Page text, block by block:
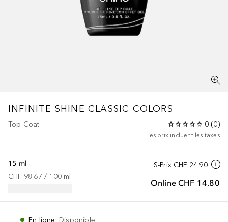
INFINITE SHINE CLASSIC COLORS
Top Coat 0 (0)
Les prix incluent les taxes
S-Prix CHF 24.90
Online CHF 14.80
15 ml
CHF 98.67 / 100 ml
En ligne: Disponible